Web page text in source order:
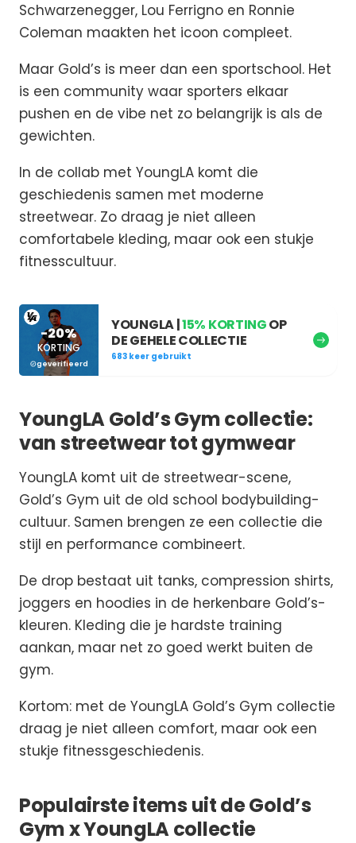
Schwarzenegger, Lou Ferrigno en Ronnie
Coleman maakten het icoon compleet.
Maar Gold’s is meer dan een sportschool. Het
is een community waar sporters elkaar
pushen en de vibe net zo belangrijk is als de
gewichten.
In de collab met YoungLA komt die
geschiedenis samen met moderne
streetwear. Zo draag je niet alleen
comfortabele kleding, maar ook een stukje
fitnesscultuur.
-20%
KORTING
geverifieerd
YOUNGLA |15% KORTINGOP
DE GEHELE COLLECTIE
683 keer gebruikt
YoungLA Gold’s Gym collectie:
van streetwear tot gymwear
YoungLA komt uit de streetwear-scene,
Gold’s Gym uit de old school bodybuilding-
cultuur. Samen brengen ze een collectie die
stijl en performance combineert.
De drop bestaat uit tanks, compression shirts,
joggers en hoodies in de herkenbare Gold’s-
kleuren. Kleding die je hardste training
aankan, maar net zo goed werkt buiten de
gym.
Kortom: met de YoungLA Gold’s Gym collectie
draag je niet alleen comfort, maar ook een
stukje fitnessgeschiedenis.
Populairste items uit de Gold’s
Gym x YoungLA collectie